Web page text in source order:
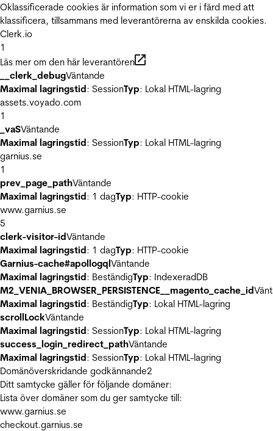
Oklassificerade cookies är information som vi er i färd med att
klassificera, tillsammans med leverantörerna av enskilda cookies.
Clerk.io
1
Läs mer om den här leverantören
__clerk_debugVäntande
Maximal lagringstid: SessionTyp: Lokal HTML-lagring
assets.voyado.com
1
_vaSVäntande
Maximal lagringstid: SessionTyp: Lokal HTML-lagring
garnius.se
1
prev_page_pathVäntande
Maximal lagringstid: 1 dagTyp: HTTP-cookie
www.garnius.se
5
clerk-visitor-idVäntande
Maximal lagringstid: 1 dagTyp: HTTP-cookie
Garnius-cache#apollogqlVäntande
Maximal lagringstid: BeständigTyp: IndexeradDB
M2_VENIA_BROWSER_PERSISTENCE__magento_cache_id
Maximal lagringstid: BeständigTyp: Lokal HTML-lagring
scrollLockVäntande
Maximal lagringstid: SessionTyp: Lokal HTML-lagring
success_login_redirect_pathVäntande
Maximal lagringstid: SessionTyp: Lokal HTML-lagring
Domänöverskridande godkännande2
Ditt samtycke gäller för följande domäner:
Lista över domäner som du ger samtycke till:
www.garnius.se
checkout.garnius.se